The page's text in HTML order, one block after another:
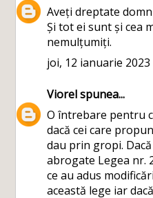
Aveți dreptate
Și tot ei sunt și cea
nemulțumiți.
joi, 12 ianuarie 2023
Viorelspunea...
O întrebare pentru
dacă cei care
dau prin gropi.
abrogate Legea nr.
ce au adus
această lege iar